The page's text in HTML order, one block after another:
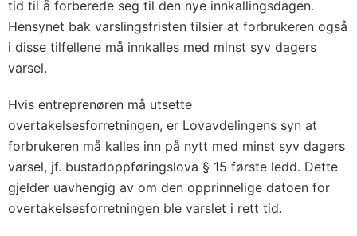
tid til å forberede seg til den nye innkallingsdagen.
Hensynet bak varslingsfristen tilsier at forbrukeren også
i disse tilfellene må innkalles med minst syv dagers
varsel.
Hvis entreprenøren må utsette
overtakelsesforretningen, er Lovavdelingens syn at
forbrukeren må kalles inn på nytt med minst syv dagers
varsel, jf. bustadoppføringslova § 15 første ledd. Dette
gjelder uavhengig av om den opprinnelige datoen for
overtakelsesforretningen ble varslet i rett tid.